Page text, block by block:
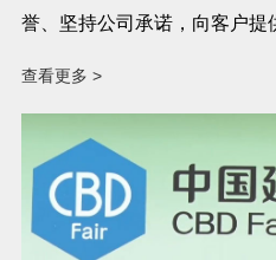
誉、坚持公司承诺，向客户提
查看更多 >